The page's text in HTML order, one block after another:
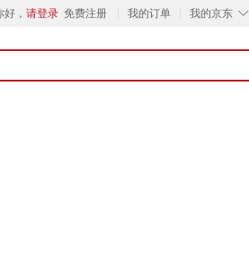
好， 请登录 免费注册 我的订单 ◇
我的京东